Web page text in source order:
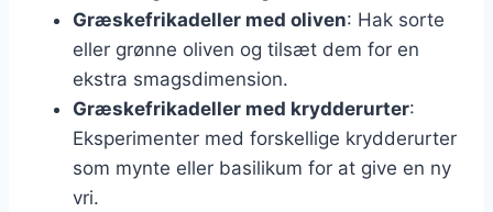
Græskefrikadeller med oliven: Hak sorte
eller grønne oliven og tilsæt dem for en
ekstra smagsdimension.
Græskefrikadeller med krydderurter:
Eksperimenter med forskellige krydderurter
som mynte eller basilikum for at give en ny
vri.